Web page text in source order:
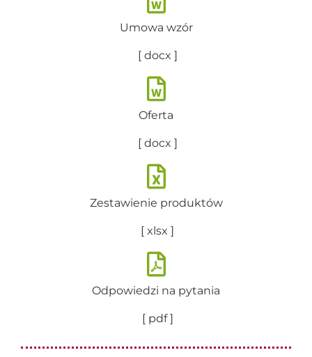
Umowa wzór
[ docx ]
Oferta
[ docx ]
Zestawienie produktów
[ xlsx ]
Odpowiedzi na pytania
[ pdf ]